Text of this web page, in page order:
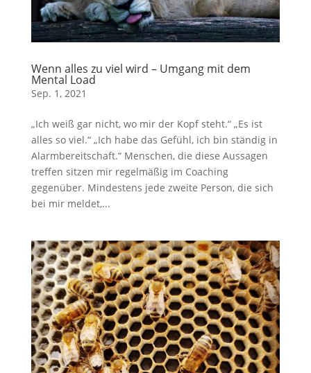
Wenn alles zu viel wird – Umgang mit dem
Mental Load
Sep. 1, 2021
„Ich weiß gar nicht, wo mir der Kopf steht.“ „Es ist
alles so viel.“ „Ich habe das Gefühl, ich bin ständig in
Alarmbereitschaft.“ Menschen, die diese Aussagen
treffen sitzen mir regelmäßig im Coaching
gegenüber. Mindestens jede zweite Person, die sich
bei mir meldet,...